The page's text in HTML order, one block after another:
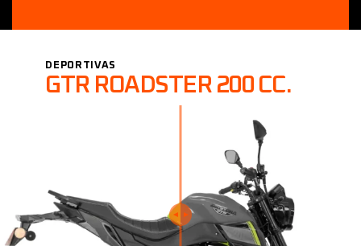
DEPORTIVAS
GTR ROADSTER 200 CC.
◄︎ ►︎